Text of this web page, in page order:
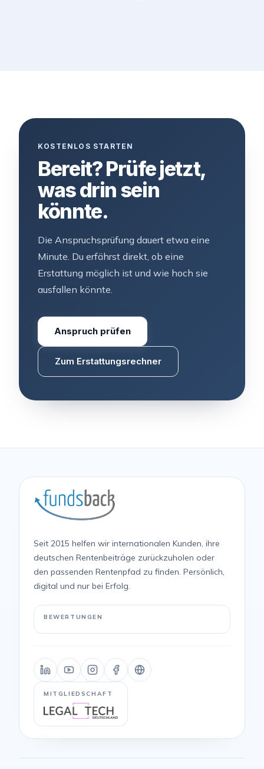
KOSTENLOS STARTEN
Bereit? Prüfe jetzt,
was drin sein
könnte.
Die Anspruchsprüfung dauert etwa eine
Minute. Du erfährst direkt, ob eine
Erstattung möglich ist und wie hoch sie
ausfallen könnte.
Anspruch prüfen
Zum Erstattungsrechner
Seit 2015 helfen wir internationalen Kunden, ihre
deutschen Rentenbeiträge zurückzuholen oder
den passenden Rentenpfad zu finden. Persönlich,
digital und nur bei Erfolg.
BEWERTUNGEN
MITGLIEDSCHAFT